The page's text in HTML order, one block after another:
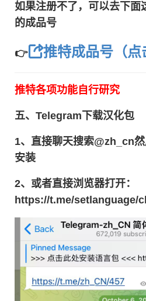
如果注册不了，可以去下面
的成品号
👉 推特成品号（点
推特各项功能自行研究
五、Telegram下载汉化包
1、直接聊天搜索@zh_cn
安装
2、或者直接浏览器打开：
https://t.me/setlanguage/